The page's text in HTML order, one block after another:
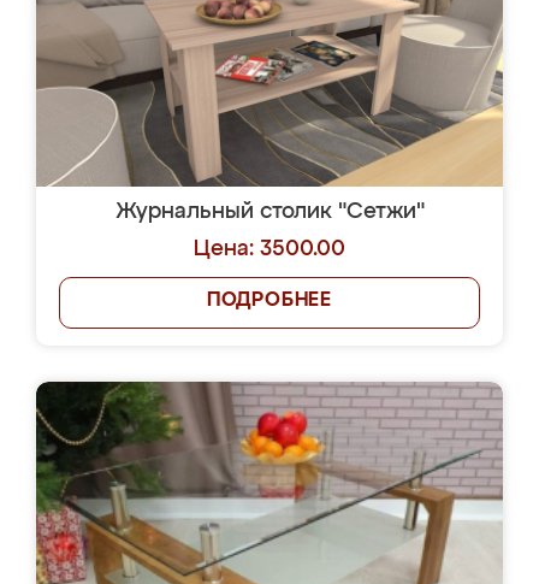
Журнальный столик "Сетжи"
Цена: 3500.00
ПОДРОБНЕЕ